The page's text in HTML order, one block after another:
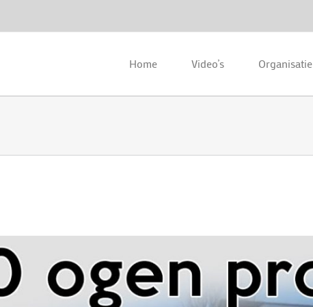
Home Video’s Organisatie